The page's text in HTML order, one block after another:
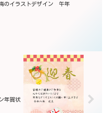
のイラストデザイン 午年
年賀状